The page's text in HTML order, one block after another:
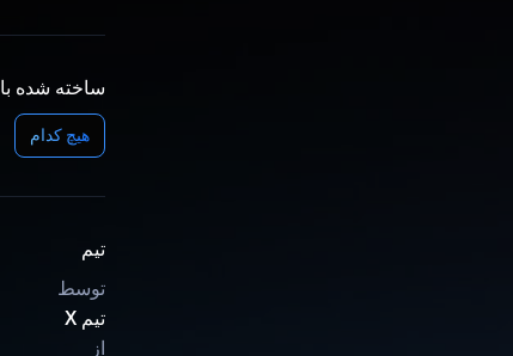
ساخته شده با
هیچ کدام
تیم
توسط
تیم X
از